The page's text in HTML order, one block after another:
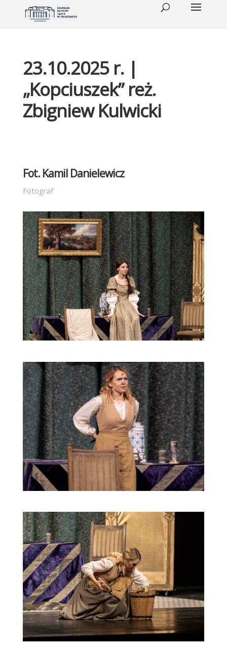
23.10.2025 r. |
„Kopciuszek” reż.
Zbigniew Kulwicki
Fot. Kamil Danielewicz
Fotograf